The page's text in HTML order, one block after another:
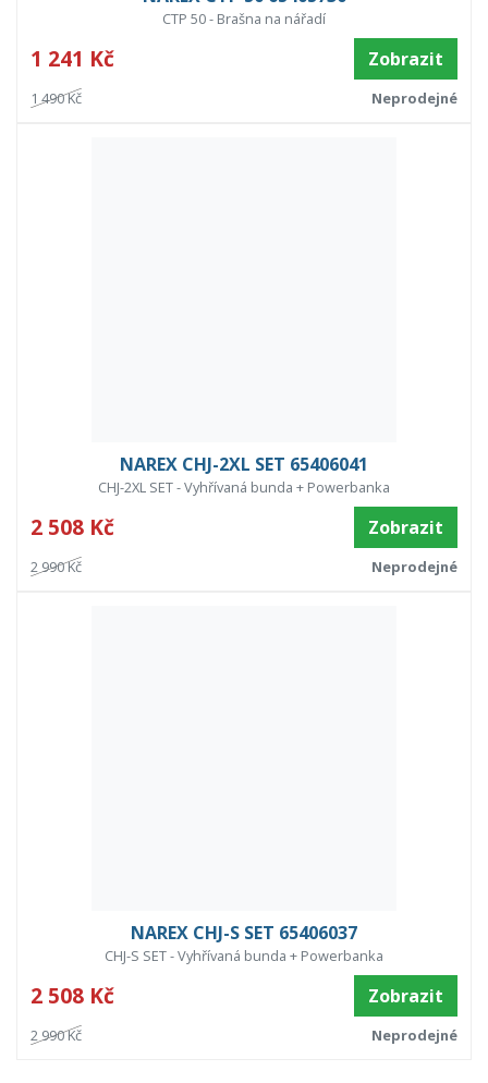
CTP 50 - Brašna na nářadí
1 241 Kč Zobrazit
1 490 Kč Neprodejné
NAREX CHJ-2XL SET 65406041
CHJ-2XL SET - Vyhřívaná bunda + Powerbanka
2 508 Kč Zobrazit
2 990 Kč Neprodejné
NAREX CHJ-S SET 65406037
CHJ-S SET - Vyhřívaná bunda + Powerbanka
2 508 Kč Zobrazit
2 990 Kč Neprodejné